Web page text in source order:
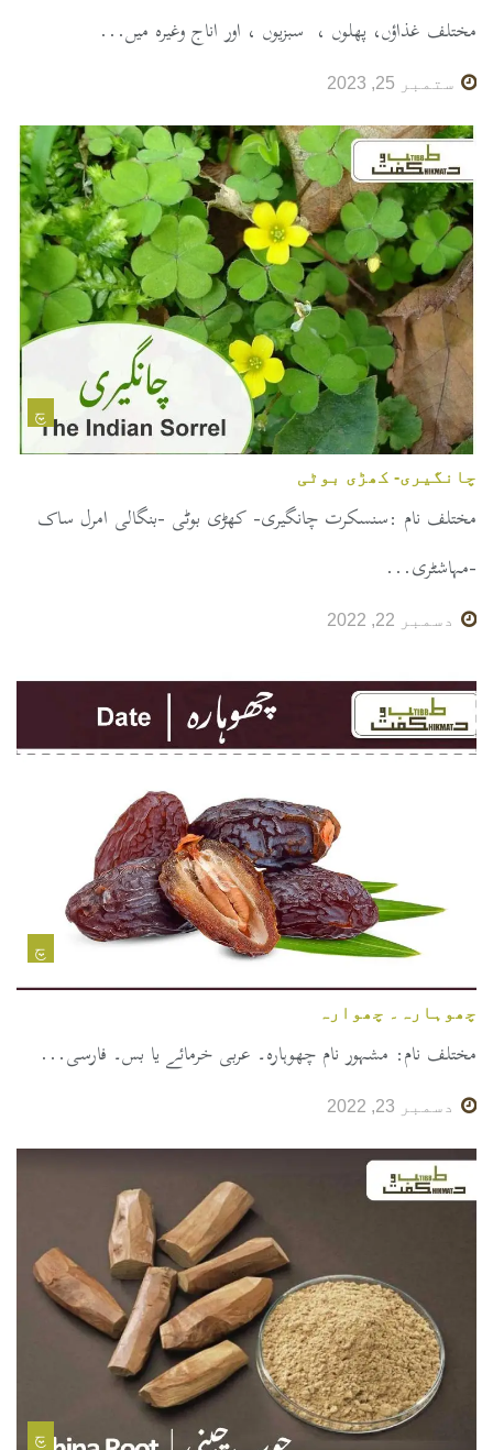
مختلف غذاؤں، پھلوں ، سبزیوں ، اور اناج وغیرہ میں...
ستمبر 25, 2023
چ
چانگیری- کھڑی بوٹی
مختلف نام :سنسکرت چانگیری- کھڑی بوٹی -بنگالی امرل ساک
-مہاشٹری...
دسمبر 22, 2022
چ
چھوہارہ۔ چھوارہ
مختلف نام: مشہور نام چھوہارہ۔ عربی خرمائے یا بس۔ فارسی...
دسمبر 23, 2022
چ